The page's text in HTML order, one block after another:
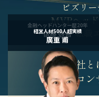
ビズリ
MVPヘッ
転職
金融ヘッドハンター歴20年
信藤 啓吾
経営人材500人超実績
廣重 甫
他社と
精鋭コン